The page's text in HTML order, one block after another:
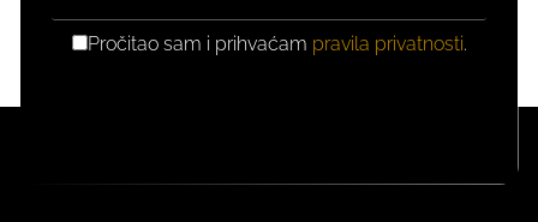
GDPRPročitao sam i prihvaćam pravila privatnosti.